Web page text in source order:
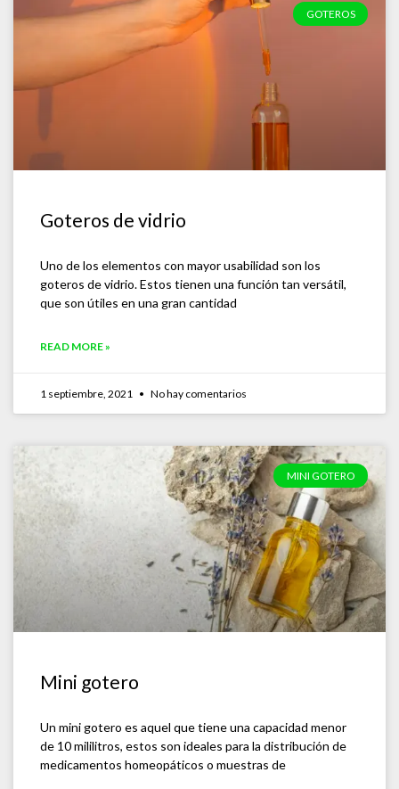
GOTEROS
Goteros de vidrio
Uno de los elementos con mayor usabilidad son los
goteros de vidrio. Estos tienen una función tan versátil,
que son útiles en una gran cantidad
READ MORE »
1 septiembre, 2021 No hay comentarios
MINI GOTERO
Mini gotero
Un mini gotero es aquel que tiene una capacidad menor
de 10 mililitros, estos son ideales para la distribución de
medicamentos homeopáticos o muestras de